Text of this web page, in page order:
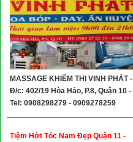
MASSAGE KHIẾM THỊ VINH PHÁT -
Đ/c: 402/19 Hòa Hảo, P.8, Quận 10 -
Tel: 0908298279 - 0909278259
Tiệm Hớt Tóc Nam Đẹp Quận 11 -